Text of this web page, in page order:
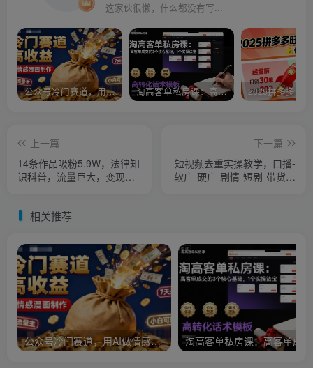
这家伙很懒，什么都没有写...
公众号冷门赛道，用AI做情感漫画，7天开通流量主，操作简单，小白可玩 淘高客单私房课：高客单成交的3个核心基础，1个实操法宝
上一篇
14条作品吸粉5.9W，法律知
识科普，流量巨大，变现方
下一篇
短视频去重实操教学，口播-
软广-硬广-剧情-短剧-带货都
相关推荐
公众号冷门赛道，用AI做情感漫画，7天开通流量主，操作简单，小白可玩